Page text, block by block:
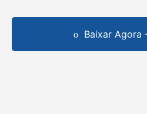
Baixar Agora